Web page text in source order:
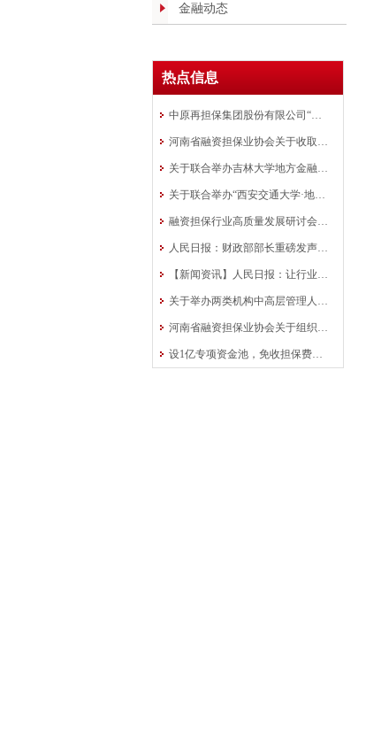
金融动态
热点信息
中原再担保集团股份有限公司“银担共审”批量业务模式在全国推广
河南省融资担保业协会关于收取会费的通知
关于联合举办吉林大学地方金融组织 高质量发展研修班的通知
关于联合举办“西安交通大学·地方金融 行业中高层管理人员研修班”的通知
融资担保行业高质量发展研讨会在洛阳成功举办
人民日报：财政部部长重磅发声！ 融资担保是政策工具
【新闻资讯】人民日报：让行业协会走向前台
关于举办两类机构中高层管理人员培训班的通知
河南省融资担保业协会关于组织举办全省融资担保行业知识竞赛的预通知
设1亿专项资金池，免收担保费！中原再担保为交通运输行业“加油”